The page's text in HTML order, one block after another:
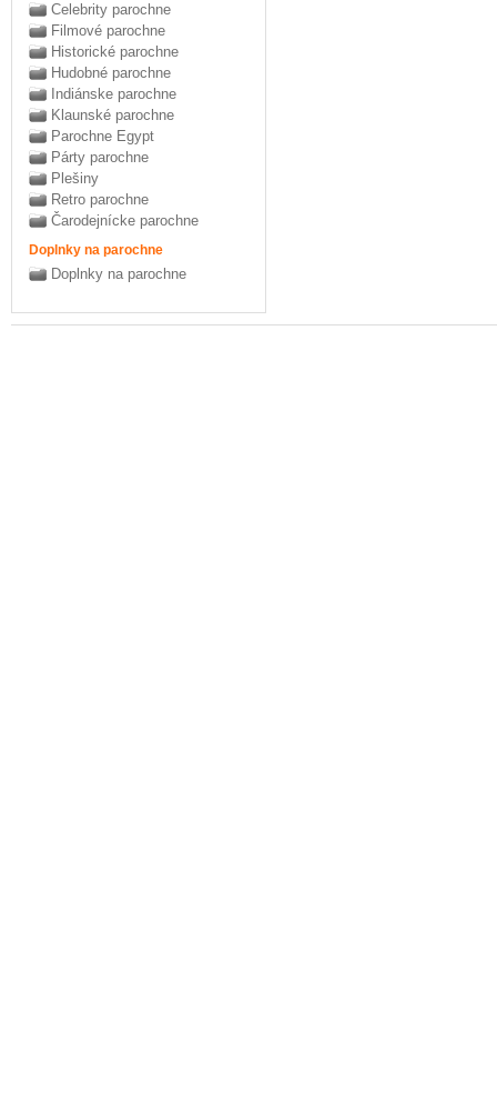
Celebrity parochne
Filmové parochne
Historické parochne
Hudobné parochne
Indiánske parochne
Klaunské parochne
Parochne Egypt
Párty parochne
Plešiny
Retro parochne
Čarodejnícke parochne
Doplnky na parochne
Doplnky na parochne